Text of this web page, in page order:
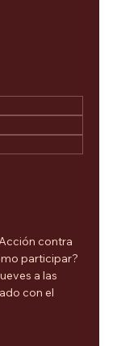
contra
participar?
a las
con el